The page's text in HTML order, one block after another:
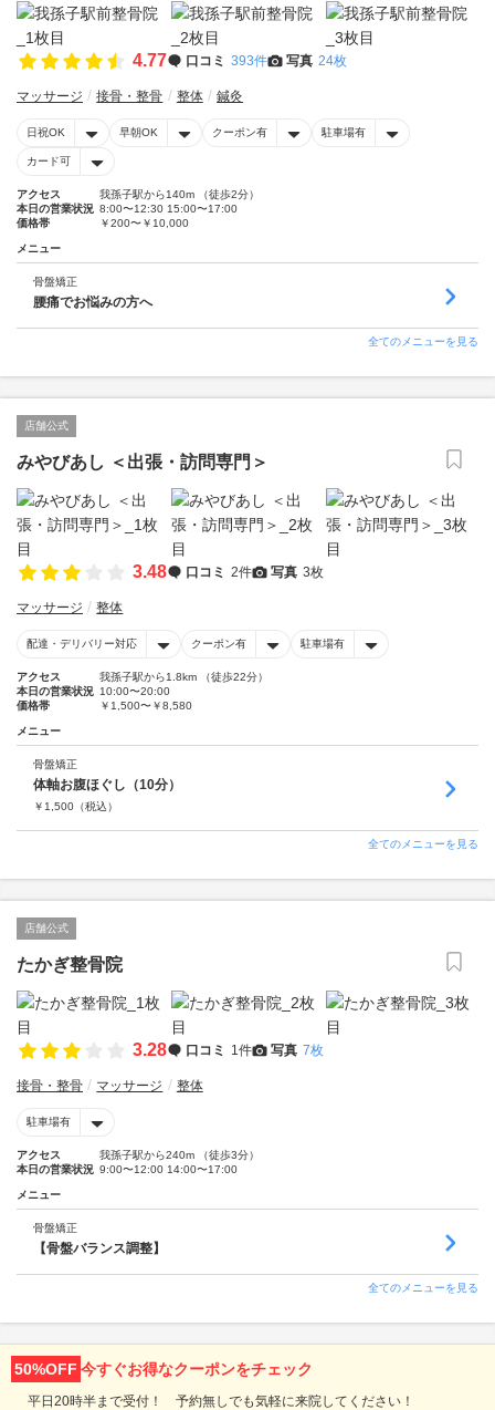
4.77 口コミ 393件 写真 24枚
マッサージ 接骨・整骨 整体 鍼灸
日祝OK 早朝OK クーポン有 駐車場有
カード可
アクセス
我孫子駅から140m （徒歩2分）
本日の営業状況 8:00〜12:30 15:00〜17:00
価格帯
￥200〜￥10,000
メニュー
骨盤矯正
腰痛でお悩みの方へ
全てのメニューを見る
店舗公式
みやびあし ＜出張・訪問専門＞
3.48 口コミ 2件 写真 3枚
マッサージ 整体
配達・デリバリー対応 クーポン有 駐車場有
アクセス
我孫子駅から1.8km （徒歩22分）
本日の営業状況 10:00〜20:00
価格帯
￥1,500〜￥8,580
メニュー
骨盤矯正
体軸お腹ほぐし（10分）
￥ 1,500 （税込）
全てのメニューを見る
店舗公式
たかぎ整骨院
3.28 口コミ 1件 写真 7枚
接骨・整骨 マッサージ 整体
駐車場有
アクセス
我孫子駅から240m （徒歩3分）
本日の営業状況 9:00〜12:00 14:00〜17:00
メニュー
骨盤矯正
【骨盤バランス調整】
全てのメニューを見る
50%OFF 今すぐお得なクーポンをチェック
平日20時半まで受付！ 予約無しでも気軽に来院してください！